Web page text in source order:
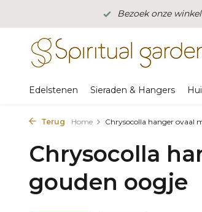
Bezoek onze
Edelstenen Sieraden & Hangers
Terug Home Chrysocolla hanger ovaal
Chrysocolla
gouden oogje